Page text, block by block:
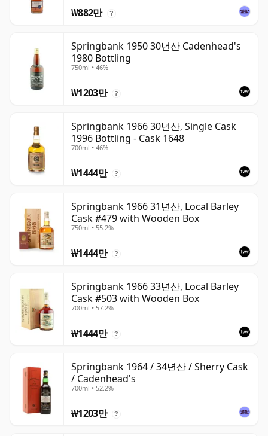
₩882만 ?
Springbank 1950 30년산 Cadenhead's
1980 Bottling
750ml • 46%
₩1203만 ?
Springbank 1966 30년산, Single Cask
1996 Bottling - Cask 1648
700ml • 46%
₩1444만 ?
Springbank 1966 31년산, Local Barley
Cask #479 with Wooden Box
750ml • 55.2%
₩1444만 ?
Springbank 1966 33년산, Local Barley
Cask #503 with Wooden Box
700ml • 57.2%
₩1444만 ?
Springbank 1964 / 34년산 / Sherry Cask
/ Cadenhead's
700ml • 52.2%
₩1203만 ?